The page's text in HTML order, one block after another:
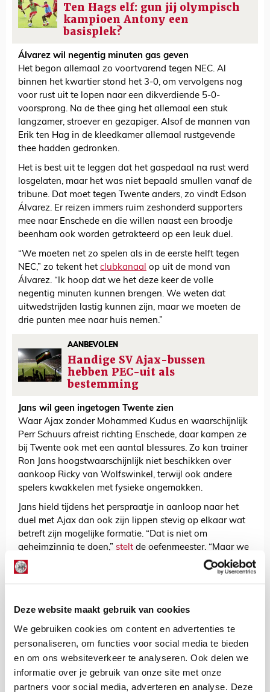
Deze website maakt gebruik van cookies
We gebruiken cookies om content en advertenties te
personaliseren, om functies voor social media te bieden
en om ons websiteverkeer te analyseren. Ook delen we
informatie over je gebruik van onze site met onze
partners voor social media, adverteren en analyse. Deze
Ten Hags elf: gun jij olympisch
kampioen Antony een
basisplek?
Álvarez wil negentig minuten gas geven
Het begon allemaal zo voortvarend tegen NEC. Al
binnen het kwartier stond het 3-0, om vervolgens nog
voor rust uit te lopen naar een dikverdiende 5-0-
voorsprong. Na de thee ging het allemaal een stuk
langzamer, stroever en gezapiger. Alsof de mannen van
Erik ten Hag in de kleedkamer allemaal rustgevende
thee hadden gedronken.
Het is best uit te leggen dat het gaspedaal na rust werd
losgelaten, maar het was niet bepaald smullen vanaf de
tribune. Dat moet tegen Twente anders, zo vindt Edson
Álvarez. Er reizen immers ruim zeshonderd supporters
mee naar Enschede en die willen naast een broodje
beenham ook worden getrakteerd op een leuk duel.
“We moeten net zo spelen als in de eerste helft tegen
NEC,” zo tekent het clubkanaal op uit de mond van
Álvarez. “Ik hoop dat we het deze keer de volle
negentig minuten kunnen brengen. We weten dat
uitwedstrijden lastig kunnen zijn, maar we moeten de
drie punten mee naar huis nemen.”
AANBEVOLEN
Handige SV Ajax-bussen
hebben PEC-uit als
bestemming
Jans wil geen ingetogen Twente zien
Waar Ajax zonder Mohammed Kudus en waarschijnlijk
Perr Schuurs afreist richting Enschede, daar kampen ze
bij Twente ook met een aantal blessures. Zo kan trainer
Ron Jans hoogstwaarschijnlijk niet beschikken over
aankoop Ricky van Wolfswinkel, terwijl ook andere
spelers kwakkelen met fysieke ongemakken.
Jans hield tijdens het perspraatje in aanloop naar het
duel met Ajax dan ook zijn lippen stevig op elkaar wat
betreft zijn mogelijke formatie. “Dat is niet om
geheimzinnig te doen,” stelt de oefenmeester. “Maar we
zitten nog met wat vraagtekens en moeten eerst de
training van zaterdag afwachten voordat we de knopen
Twente verloor zijn eerste duel in de eredivisie, op
treuren hadden de Tukkers echter niet. “Dan staat Ajax-
thuis op het programma en moet je schakelen.
Misschien dat we tegen Fortuna te ingetogen speelden.
Nu moet het anders en dat gaan we doen ook.”